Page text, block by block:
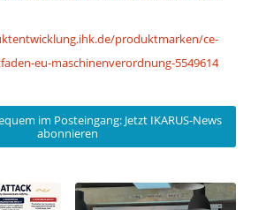
produktmarken/ce-
eu-maschinenverordnung-5549614
im Posteingang: Jetzt IKARUS-News
abonnieren